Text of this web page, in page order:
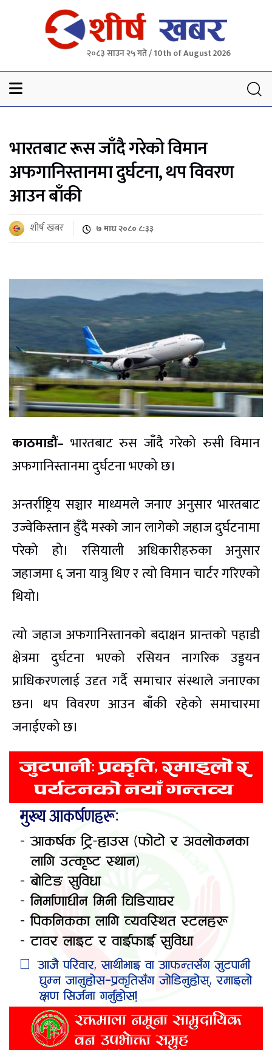
२०८३ साउन २५ गते / 10th of August 2026
भारतबाट रूस जाँदै गरेको विमान
अफगानिस्तानमा दुर्घटना, थप विवरण
आउन बाँकी
शीर्ष खबर ७ माघ २०८० ८:३३
काठमाडौं– भारतबाट रुस जाँदै गरेको रुसी विमान
अफगानिस्तानमा दुर्घटना भएको छ।
अन्तर्राष्ट्रिय सञ्चार माध्यमले जनाए अनुसार भारतबाट
उज्वेकिस्तान हुँदै मस्को जान लागेको जहाज दुर्घटनामा
परेको हो। रसियाली अधिकारीहरुका अनुसार
जहाजमा ६ जना यात्रु थिए र त्यो विमान चार्टर गरिएको
थियो।
त्यो जहाज अफगानिस्तानको बदाक्षन प्रान्तको पहाडी
क्षेत्रमा दुर्घटना भएको रसियन नागरिक उड्डयन
प्राधिकरणलाई उदृत गर्दै समाचार संस्थाले जनाएका
छन। थप विवरण आउन बाँकी रहेको समाचारमा
जनाईएको छ।